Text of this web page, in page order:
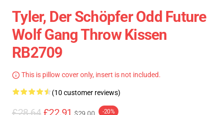
Tyler, Der Schöpfer Odd Future
Wolf Gang Throw Kissen
RB2709
This is pillow cover only, insert is not included.
(10 customer reviews)
£28.64 £22.91 -20%